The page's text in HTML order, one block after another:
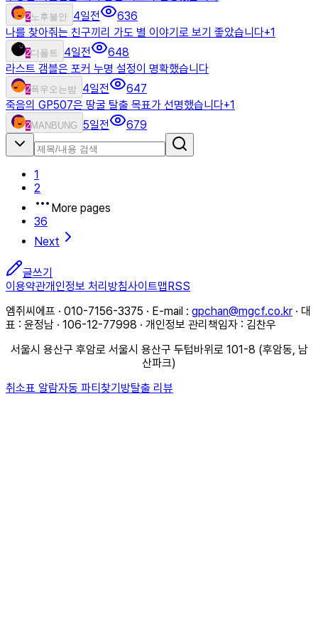
2노후불안 4일전
636
나를 찾아줘는 친구끼리 가도 별 이야기로 보기 좋았습니다+1
2디폴트 4일전
648
라스트 갬블은 포커 누명 설정이 명확했습니다
2폭우오는밤 4일전
647
죽음의 GP507은 땅굴 탈출 목표가 선명했습니다+1
2MANBUNG 5일전 679
1
2
More pages
36
Next
글쓰기
이용약관개인정보 처리방침사이트맵 RSS
엠쥐씨에프 · 010-7156-3375 · E-mail : gpchan@mgcf.co.kr · 대
표 : 윤정남 · 106-12-77998 · 개인정보 관리책임자 : 김찬우
서울시 용산구 후암로 서울시 용산구 두텁바위로 101-8 (후암동, 남
산파크)
취소표 알람자동 파티찾기 방탈출 리뷰